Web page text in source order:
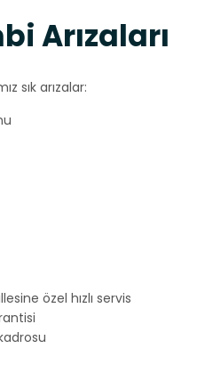
Arızaları
sık arızalar:
özel hızlı servis